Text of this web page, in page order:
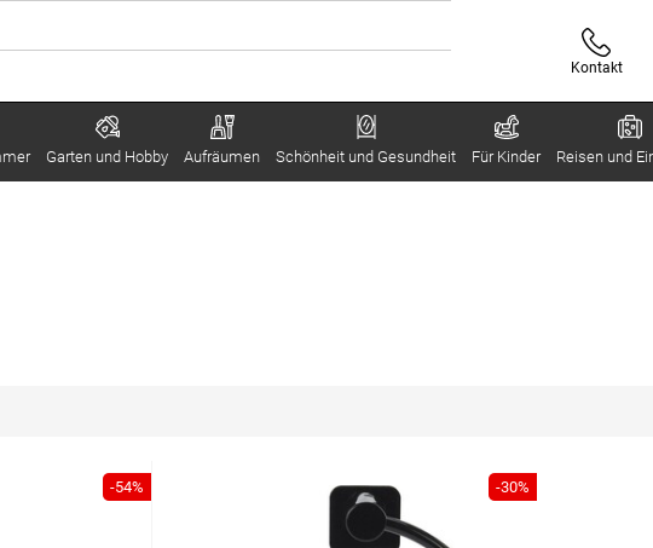
Kontakt
Garten und Hobby Aufräumen Schönheit und Gesundheit Für Kinder Reisen und
-54% -30%